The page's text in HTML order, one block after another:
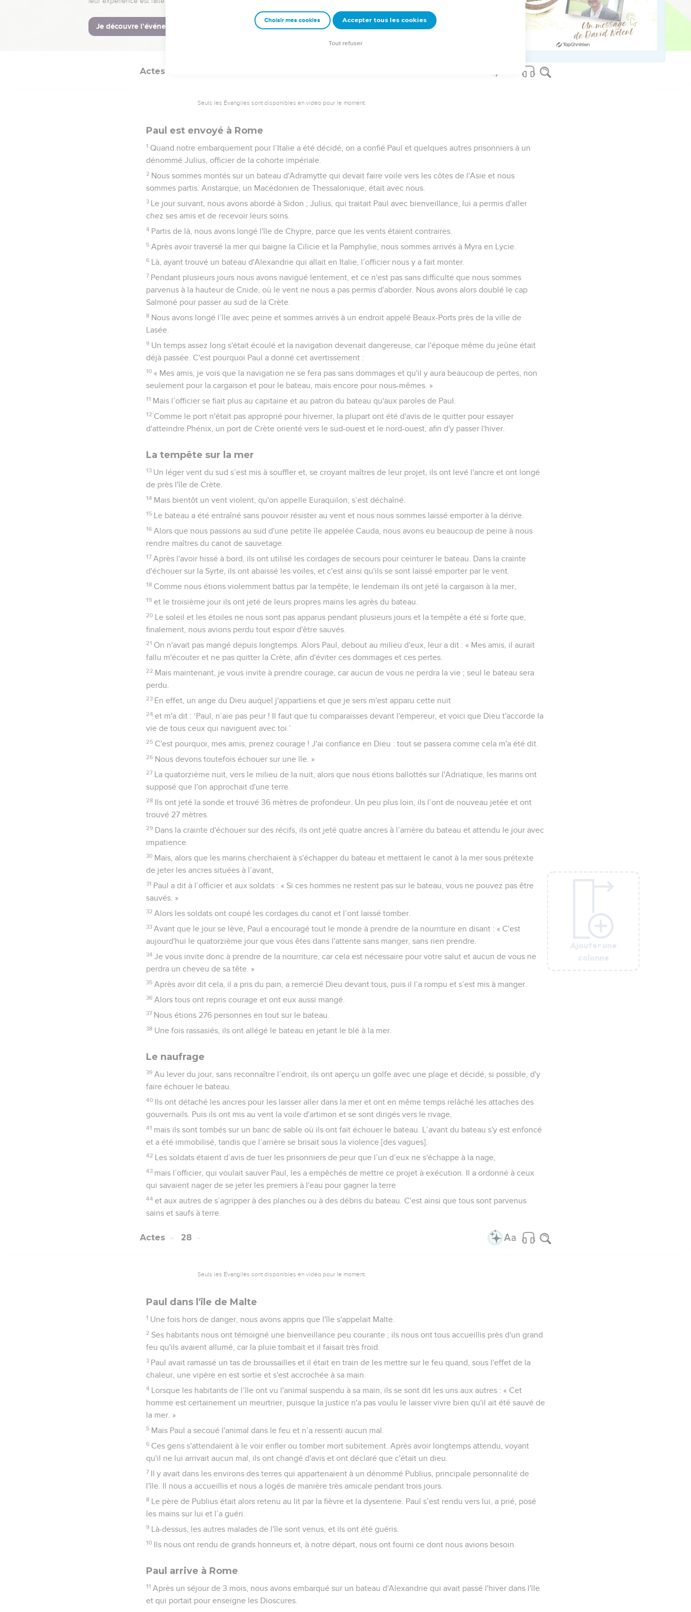
[Quand Paul eut dit cela, ] le roi, le gouverneur, Bérénice et ceux qui étaient assis avec eux se levèrent
31 et se retirèrent. Ils se disaient les uns aux autres : « Cet homme n'a rien fait qui mérite la mort ou la prison. »
Agrippa dit à Festus : « Cet homme aurait pu être relâché s'il n'en avait pas appelé à l'empereur. »
Ajouter une
colonne
Actes
Seuls les Évangiles sont disponibles en vidéo pour le moment.
Paul est envoyé à Rome
1 Quand notre embarquement pour l’Italie a été décidé, on a confié Paul et quelques autres prisonniers à un
dénommé Julius, officier de la cohorte impériale.
2 Nous sommes montés sur un bateau d'Adramytte qui devait faire voile vers les côtes de l'Asie et nous
sommes partis. Aristarque, un Macédonien de Thessalonique, était avec nous.
3 Le jour suivant, nous avons abordé à Sidon ; Julius, qui traitait Paul avec bienveillance, lui a permis d'aller
chez ses amis et de recevoir leurs soins.
4 Partis de là, nous avons longé l'île de Chypre, parce que les vents étaient contraires.
5 Après avoir traversé la mer qui baigne la Cilicie et la Pamphylie, nous sommes arrivés à Myra en Lycie.
6 Là, ayant trouvé un bateau d'Alexandrie qui allait en Italie, l’officier nous y a fait monter.
7 Pendant plusieurs jours nous avons navigué lentement, et ce n'est pas sans difficulté que nous sommes
parvenus à la hauteur de Cnide, où le vent ne nous a pas permis d'aborder. Nous avons alors doublé le cap
Salmoné pour passer au sud de la Crète.
8 Nous avons longé l’île avec peine et sommes arrivés à un endroit appelé Beaux-Ports près de la ville de
Lasée.
9 Un temps assez long s'était écoulé et la navigation devenait dangereuse, car l'époque même du jeûne était
déjà passée. C'est pourquoi Paul a donné cet avertissement :
10 « Mes amis, je vois que la navigation ne se fera pas sans dommages et qu'il y aura beaucoup de pertes, non
seulement pour la cargaison et pour le bateau, mais encore pour nous-mêmes. »
11 Mais l’officier se fiait plus au capitaine et au patron du bateau qu'aux paroles de Paul.
12 Comme le port n'était pas approprié pour hiverner, la plupart ont été d'avis de le quitter pour essayer
d'atteindre Phénix, un port de Crète orienté vers le sud-ouest et le nord-ouest, afin d'y passer l'hiver.
La tempête sur la mer
13 Un léger vent du sud s’est mis à souffler et, se croyant maîtres de leur projet, ils ont levé l'ancre et ont longé
de près l'île de Crète.
14 Mais bientôt un vent violent, qu'on appelle Euraquilon, s’est déchaîné.
15 Le bateau a été entraîné sans pouvoir résister au vent et nous nous sommes laissé emporter à la dérive.
16 Alors que nous passions au sud d'une petite île appelée Cauda, nous avons eu beaucoup de peine à nous
rendre maîtres du canot de sauvetage.
17 Après l'avoir hissé à bord, ils ont utilisé les cordages de secours pour ceinturer le bateau. Dans la crainte
d'échouer sur la Syrte, ils ont abaissé les voiles, et c'est ainsi qu'ils se sont laissé emporter par le vent.
18 Comme nous étions violemment battus par la tempête, le lendemain ils ont jeté la cargaison à la mer,
19 et le troisième jour ils ont jeté de leurs propres mains les agrès du bateau.
20 Le soleil et les étoiles ne nous sont pas apparus pendant plusieurs jours et la tempête a été si forte que,
finalement, nous avions perdu tout espoir d'être sauvés.
21 On n'avait pas mangé depuis longtemps. Alors Paul, debout au milieu d'eux, leur a dit : « Mes amis, il aurait
fallu m'écouter et ne pas quitter la Crète, afin d'éviter ces dommages et ces pertes.
22 Mais maintenant, je vous invite à prendre courage, car aucun de vous ne perdra la vie ; seul le bateau sera
perdu.
23 En effet, un ange du Dieu auquel j'appartiens et que je sers m'est apparu cette nuit
24 et m'a dit : ‘Paul, n’aie pas peur ! Il faut que tu comparaisses devant l'empereur, et voici que Dieu t'accorde la
vie de tous ceux qui naviguent avec toi.’
25 C'est pourquoi, mes amis, prenez courage ! J'ai confiance en Dieu : tout se passera comme cela m'a été dit.
26 Nous devons toutefois échouer sur une île. »
27 La quatorzième nuit, vers le milieu de la nuit, alors que nous étions ballottés sur l'Adriatique, les marins ont
supposé que l'on approchait d'une terre.
28 Ils ont jeté la sonde et trouvé 36 mètres de profondeur. Un peu plus loin, ils l’ont de nouveau jetée et ont
trouvé 27 mètres.
29 Dans la crainte d'échouer sur des récifs, ils ont jeté quatre ancres à l’arrière du bateau et attendu le jour avec
impatience.
30 Mais, alors que les marins cherchaient à s'échapper du bateau et mettaient le canot à la mer sous prétexte
de jeter les ancres situées à l’avant,
31 Paul a dit à l’officier et aux soldats : « Si ces hommes ne restent pas sur le bateau, vous ne pouvez pas être
sauvés. »
32 Alors les soldats ont coupé les cordages du canot et l’ont laissé tomber.
33 Avant que le jour se lève, Paul a encouragé tout le monde à prendre de la nourriture en disant : « C'est
aujourd'hui le quatorzième jour que vous êtes dans l'attente sans manger, sans rien prendre.
34 Je vous invite donc à prendre de la nourriture, car cela est nécessaire pour votre salut et aucun de vous ne
perdra un cheveu de sa tête. »
35 Après avoir dit cela, il a pris du pain, a remercié Dieu devant tous, puis il l’a rompu et s’est mis à manger.
36 Alors tous ont repris courage et ont eux aussi mangé.
37 Nous étions 276 personnes en tout sur le bateau.
38 Une fois rassasiés, ils ont allégé le bateau en jetant le blé à la mer.
Le naufrage
39 Au lever du jour, sans reconnaître l’endroit, ils ont aperçu un golfe avec une plage et décidé, si possible, d'y
faire échouer le bateau.
40 Ils ont détaché les ancres pour les laisser aller dans la mer et ont en même temps relâché les attaches des
gouvernails. Puis ils ont mis au vent la voile d'artimon et se sont dirigés vers le rivage,
41 mais ils sont tombés sur un banc de sable où ils ont fait échouer le bateau. L’avant du bateau s'y est enfoncé
et a été immobilisé, tandis que l’arrière se brisait sous la violence [des vagues].
42 Les soldats étaient d’avis de tuer les prisonniers de peur que l’un d’eux ne s'échappe à la nage,
43 mais l’officier, qui voulait sauver Paul, les a empêchés de mettre ce projet à exécution. Il a ordonné à ceux
qui savaient nager de se jeter les premiers à l'eau pour gagner la terre
44 et aux autres de s’agripper à des planches ou à des débris du bateau. C'est ainsi que tous sont parvenus
sains et saufs à terre.
Ajouter une
colonne
Actes 28
Seuls les Évangiles sont disponibles en vidéo pour le moment.
Paul dans l'île de Malte
1 Une fois hors de danger, nous avons appris que l'île s'appelait Malte.
2 Ses habitants nous ont témoigné une bienveillance peu courante ; ils nous ont tous accueillis près d'un grand
feu qu'ils avaient allumé, car la pluie tombait et il faisait très froid.
3 Paul avait ramassé un tas de broussailles et il était en train de les mettre sur le feu quand, sous l'effet de la
chaleur, une vipère en est sortie et s'est accrochée à sa main.
4 Lorsque les habitants de l’île ont vu l'animal suspendu à sa main, ils se sont dit les uns aux autres : « Cet
homme est certainement un meurtrier, puisque la justice n'a pas voulu le laisser vivre bien qu'il ait été sauvé de
la mer. »
5 Mais Paul a secoué l'animal dans le feu et n’a ressenti aucun mal.
6 Ces gens s'attendaient à le voir enfler ou tomber mort subitement. Après avoir longtemps attendu, voyant
qu'il ne lui arrivait aucun mal, ils ont changé d'avis et ont déclaré que c'était un dieu.
7 Il y avait dans les environs des terres qui appartenaient à un dénommé Publius, principale personnalité de
l'île. Il nous a accueillis et nous a logés de manière très amicale pendant trois jours.
8 Le père de Publius était alors retenu au lit par la fièvre et la dysenterie. Paul s’est rendu vers lui, a prié, posé
les mains sur lui et l’a guéri.
9 Là-dessus, les autres malades de l'île sont venus, et ils ont été guéris.
10 Ils nous ont rendu de grands honneurs et, à notre départ, nous ont fourni ce dont nous avions besoin.
Paul arrive à Rome
11 Après un séjour de 3 mois, nous avons embarqué sur un bateau d'Alexandrie qui avait passé l'hiver dans l'île
et qui portait pour enseigne les Dioscures.
Ajouter une
colonne
Ajouter une
colonne
Choisir mes cookies Accepter tous les cookies
Tout refuser